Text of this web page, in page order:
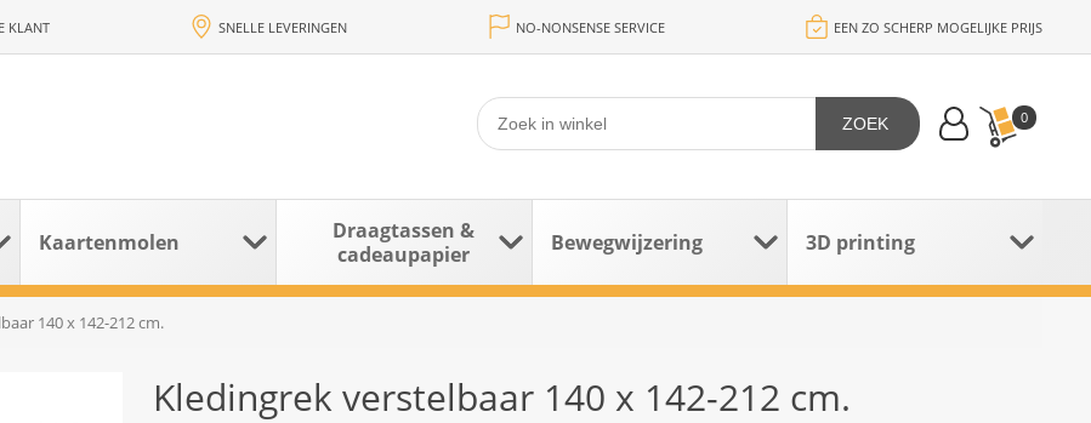
KLANT SNELLE LEVERINGEN NO-NONSENSE SERVICE EEN ZO SCHERP MOGELIJKE PRIJS
0
ZOEK
Kaartenmolen
Draagtassen &
cadeaupapier
Bewegwijzering 3D printing
140 x 142-212 cm.
Kledingrek verstelbaar 140 x 142-212 cm.